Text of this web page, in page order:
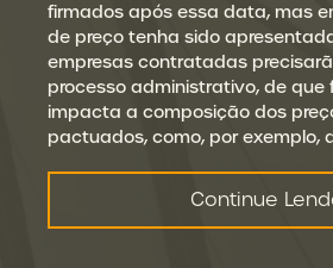
firmados após essa data, mas
de preço tenha sido
empresas contratadas
processo administrativo, de que
impacta a composição dos
pactuados, como, por exemplo,
Continue